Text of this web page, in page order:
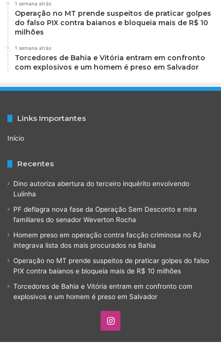
1 semana atrás
Operação no MT prende suspeitos de praticar golpes
do falso PIX contra baianos e bloqueia mais de R$ 10
milhões
1 semana atrás
Torcedores de Bahia e Vitória entram em confronto
com explosivos e um homem é preso em Salvador
Links Importantes
Início
Recentes
Dino autoriza abertura do terceiro inquérito envolvendo
Lulinha
PF deflagra nova fase da Operação Sem Desconto e mira
familiares do senador Weverton Rocha
Homem preso em operação contra facção criminosa no RJ
integrava lista dos mais procurados na Bahia
Operação no MT prende suspeitos de praticar golpes do falso
PIX contra baianos e bloqueia mais de R$ 10 milhões
Torcedores de Bahia e Vitória entram em confronto com
explosivos e um homem é preso em Salvador
Instagram